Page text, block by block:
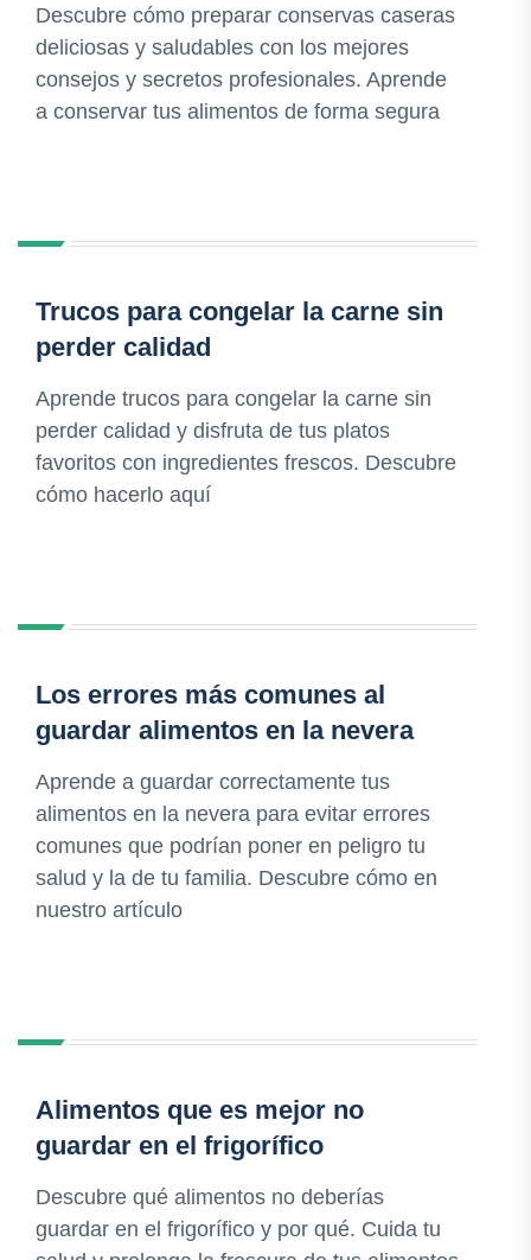
Descubre cómo preparar conservas caseras
deliciosas y saludables con los mejores
consejos y secretos profesionales. Aprende
a conservar tus alimentos de forma segura
Trucos para congelar la carne sin
perder calidad
Aprende trucos para congelar la carne sin
perder calidad y disfruta de tus platos
favoritos con ingredientes frescos. Descubre
cómo hacerlo aquí
Los errores más comunes al
guardar alimentos en la nevera
Aprende a guardar correctamente tus
alimentos en la nevera para evitar errores
comunes que podrían poner en peligro tu
salud y la de tu familia. Descubre cómo en
nuestro artículo
Alimentos que es mejor no
guardar en el frigorífico
Descubre qué alimentos no deberías
guardar en el frigorífico y por qué. Cuida tu